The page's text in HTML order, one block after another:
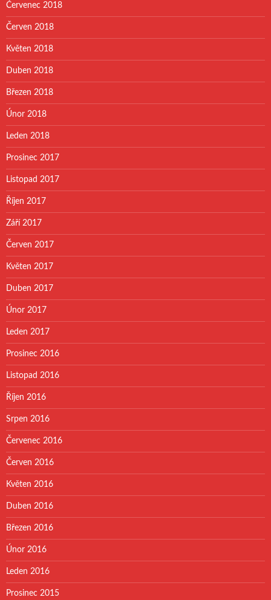
Červenec 2018
Červen 2018
Květen 2018
Duben 2018
Březen 2018
Únor 2018
Leden 2018
Prosinec 2017
Listopad 2017
Říjen 2017
Září 2017
Červen 2017
Květen 2017
Duben 2017
Únor 2017
Leden 2017
Prosinec 2016
Listopad 2016
Říjen 2016
Srpen 2016
Červenec 2016
Červen 2016
Květen 2016
Duben 2016
Březen 2016
Únor 2016
Leden 2016
Prosinec 2015